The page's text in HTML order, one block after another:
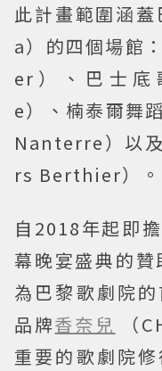
此計畫範圍涵
a）的四個場館
er）、巴士底
e）、楠泰爾舞
Nanterre）以
rs Berthier）。
自2018年起即
幕晚宴盛典的
為巴黎歌劇院
品牌香奈兒
（
重要的歌劇院